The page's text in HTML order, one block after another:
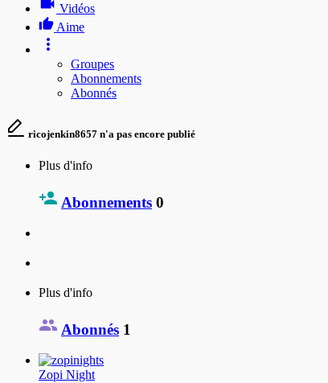
Vidéos
Aime
Groupes
Abonnements
Abonnés
ricojenkin8657 n'a pas encore publié
Plus d'info
Abonnements 0
Plus d'info
Abonnés 1
Zopi Night